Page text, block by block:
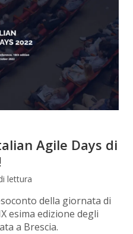
Agile Days di
lettura
della giornata di
esima edizione degli
a Brescia.